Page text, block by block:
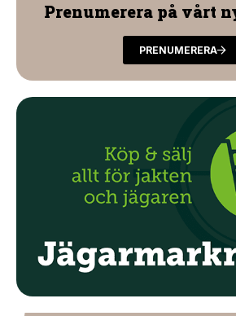
Prenumerera på vårt
PRENUMERERA